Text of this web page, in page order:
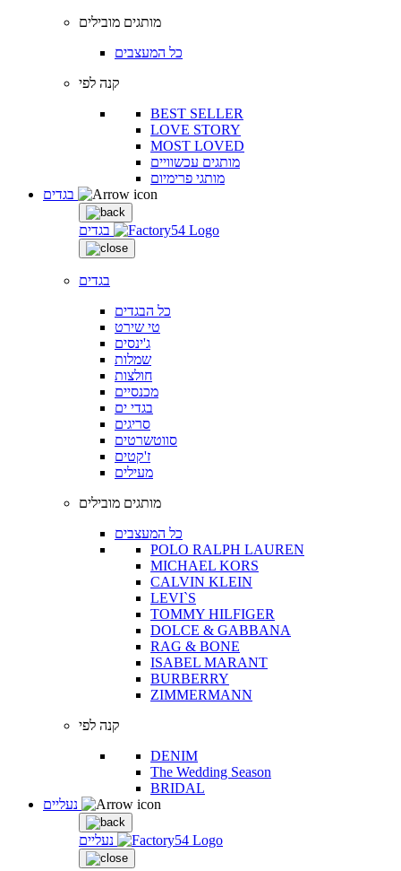
מותגים מובילים
כל המעצבים
קנה לפי
BEST SELLER
LOVE STORY
MOST LOVED
מותגים עכשוויים
מותגי פרימיום
בגדים
בגדים
כל הבגדים
טי שירט
ג'ינסים
שמלות
חולצות
מכנסיים
בגדי ים
סריגים
סווטשרטים
ז'קטים
מעילים
מותגים מובילים
כל המעצבים
POLO RALPH LAUREN
MICHAEL KORS
CALVIN KLEIN
LEVI`S
TOMMY HILFIGER
DOLCE & GABBANA
RAG & BONE
ISABEL MARANT
BURBERRY
ZIMMERMANN
קנה לפי
DENIM
The Wedding Season
BRIDAL
נעליים